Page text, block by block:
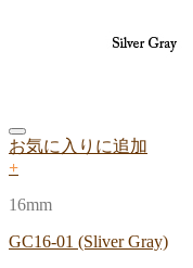
お気に入りに追加
+
16mm
GC16-01 (Sliver Gray)